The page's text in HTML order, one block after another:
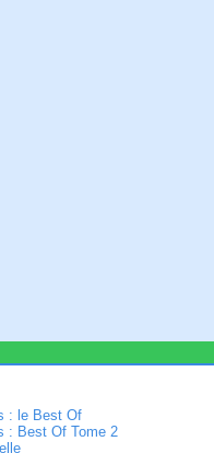
: le Best Of
: Best Of Tome 2